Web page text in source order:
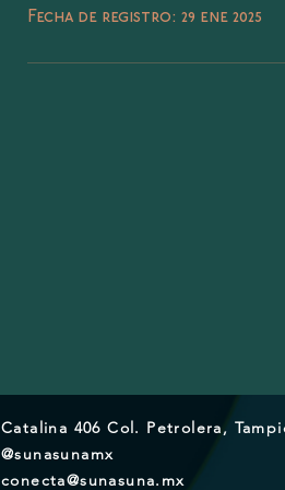
Fecha de registro: 29 ene 2025
Catalina 406 Col. Petrolera,
@sunasunamx
conecta@sunasuna.mx